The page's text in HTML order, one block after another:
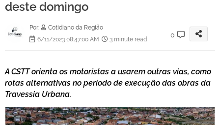
deste domingo
Por:
Cotidiano da Região
6/11/2023 08:47:00 AM
3 minute read
0
A CSTT orienta os motoristas a usarem outras vias, como
rotas alternativas no período de execução das obras da
Travessia Urbana.